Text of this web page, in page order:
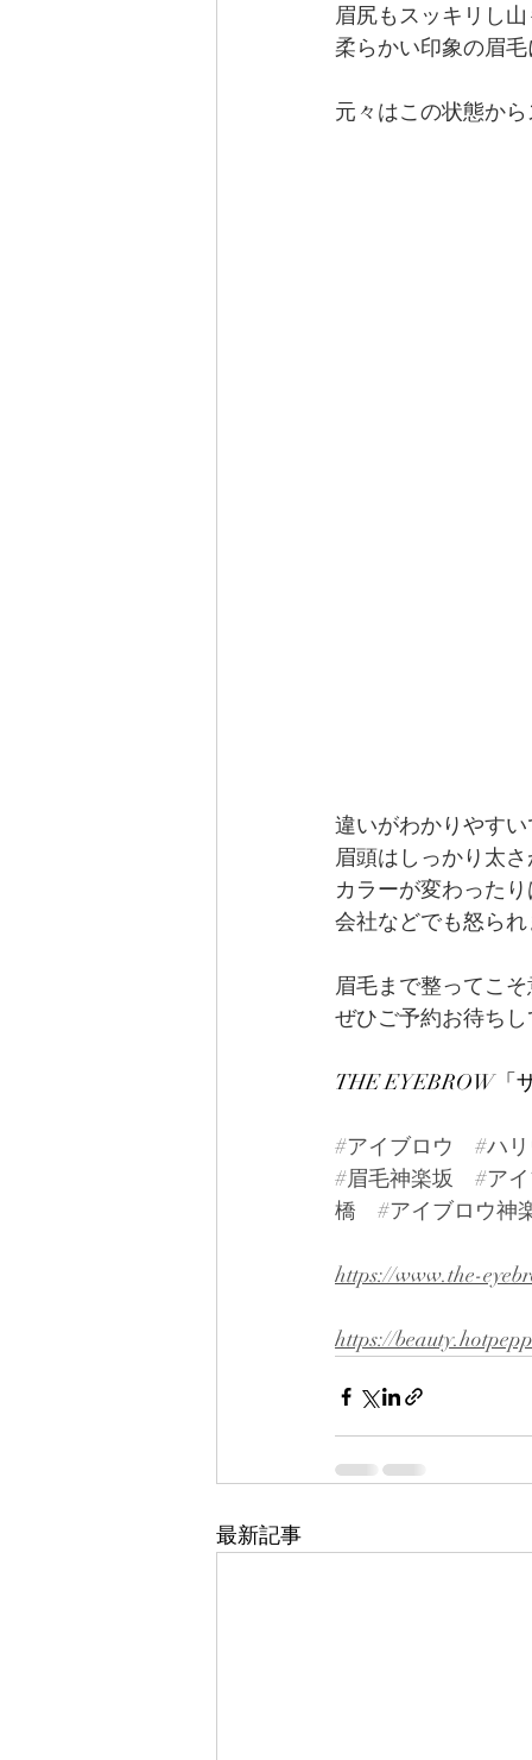
眉尻もスッキリし
柔らかい印象の眉毛
元々はこの状態か
違いがわかりやすい
眉頭はしっかり太
カラーが変わった
会社などでも怒られ
眉毛まで整ってこ
ぜひご予約お待ちし
THE EYEBROW「
#アイブロウ #ハ
#眉毛神楽坂
#ア
橋
#アイブロウ神
https://www.the-
https://
最新記事